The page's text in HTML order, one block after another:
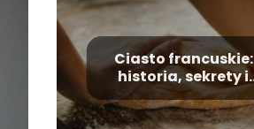
Ciasto francuskie:
historia, sekrety i
przepis na sukces w
kuchni